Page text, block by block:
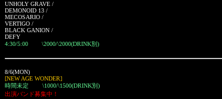
UNHOLY GRAVE /
DEMONOID 13 /
MECOSARIO /
VERTIGO /
BLACK GANION /
DEFY
4:30/5:00 \2000/\2000(DRINK別)
8/6(MON)
[NEW AGE WONDER]
時間未定 \1000/\1500(DRINK別)
出演バンド募集中！